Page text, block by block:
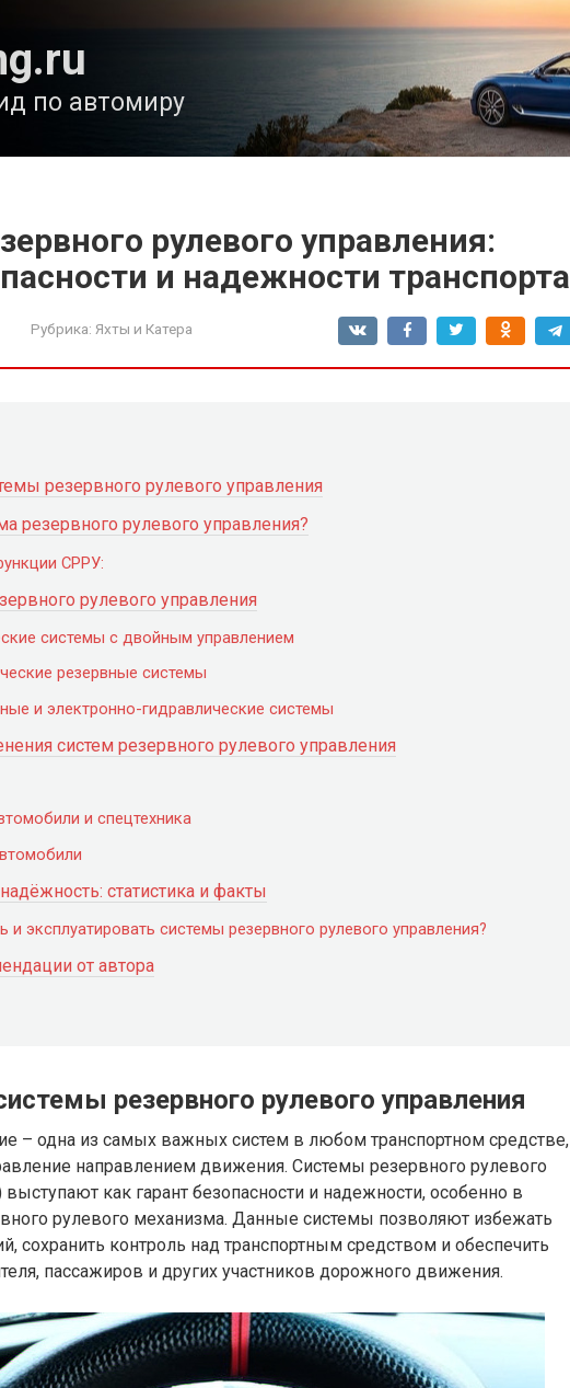
по автомиру
рулевого управления:
и надежности транспорта
Рубрика: Яхты и Катера
резервного рулевого управления
резервного рулевого управления?
СРРУ:
рулевого управления
системы с двойным управлением
резервные системы
и электронно-гидравлические системы
систем резервного рулевого управления
и спецтехника
статистика и факты
и эксплуатировать системы резервного рулевого управления?
от автора
резервного рулевого управления
– одна из самых важных систем в любом транспортном средстве,
направлением движения. Системы резервного рулевого
как гарант безопасности и надежности, особенно в
рулевого механизма. Данные системы позволяют избежать
сохранить контроль над транспортным средством и обеспечить
пассажиров и других участников дорожного движения.